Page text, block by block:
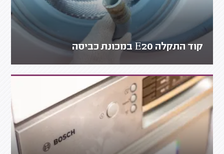
קוד התקלה E20 במכונת כביסה